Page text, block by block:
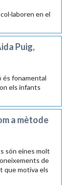
en el
Puig,
és fonamental
els infants
a mètode
són eines molt
de
que motiva els